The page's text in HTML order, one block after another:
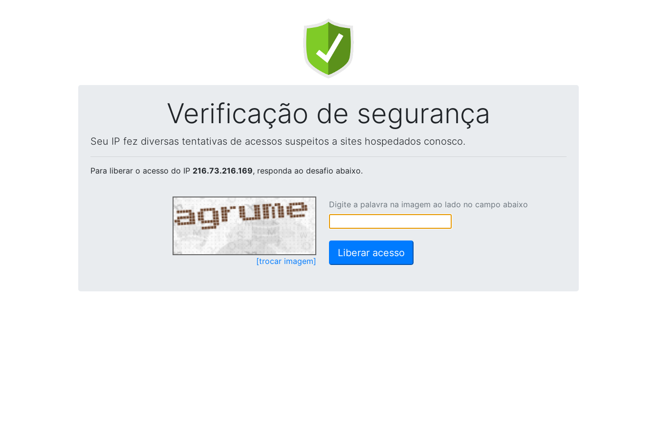
Verificação de segurança
Seu IP fez diversas tentativas de acessos suspeitos a sites hospedados conosco.
Para liberar o acesso do IP 216.73.216.169, responda ao desafio abaixo.
[trocar imagem]
Digite a palavra na imagem ao lado no campo abaixo